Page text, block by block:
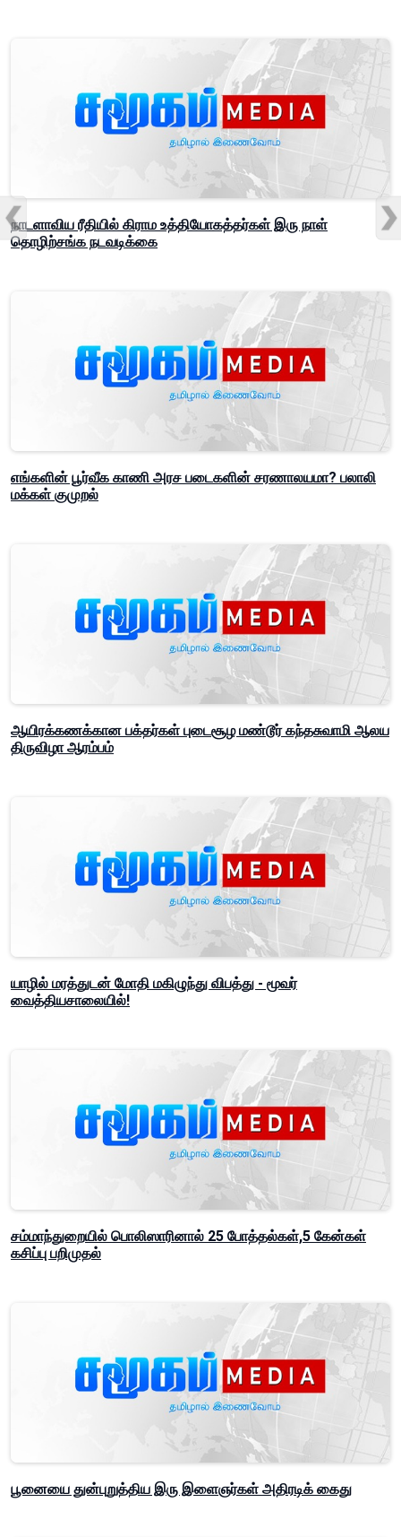
நாடளாவிய ரீதியில் கிராம உத்தியோகத்தர்கள் இரு நாள்
தொழிற்சங்க நடவடிக்கை
எங்களின் பூர்வீக காணி அரச படைகளின் சரணாலயமா? பலாலி
மக்கள் குமுறல்
ஆயிரக்கணக்கான பக்தர்கள் புடைசூழ மண்டூர் கந்தசுவாமி ஆலய
திருவிழா ஆரம்பம்
யாழில் மரத்துடன் மோதி மகிழுந்து விபத்து - மூவர்
வைத்தியசாலையில்!
சம்மாந்துறையில் பொலிஸாரினால் 25 போத்தல்கள்,5 கேன்கள்
கசிப்பு பறிமுதல்
பூனையை துன்புறுத்திய இரு இளைஞர்கள் அதிரடிக் கைது